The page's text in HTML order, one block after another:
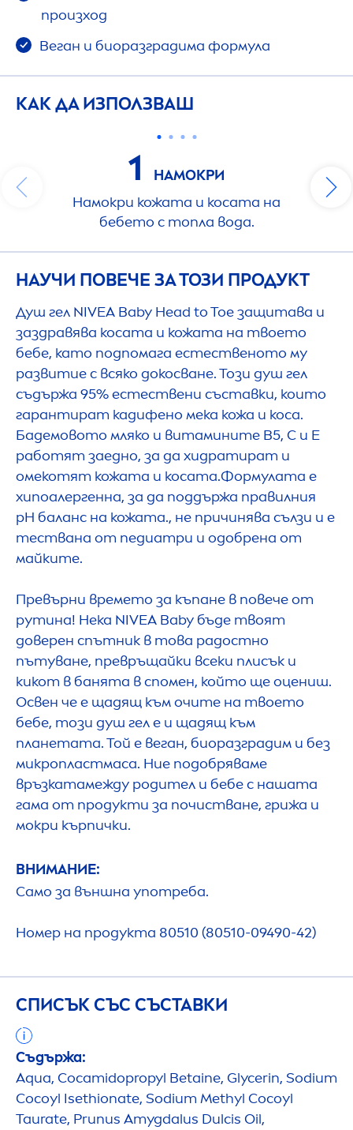
произход
Веган и биоразградима формула
КАК ДА ИЗПОЛЗВАШ
1
НАМОКРИ
Намокри кожата и косата на
бебето с топла вода.
НАУЧИ ПОВЕЧЕ ЗА ТОЗИ ПРОДУКТ
Душ гел NIVEA Baby Head to Toe защитава и
заздравява косата и кожата на твоето
бебе, като подпомага естественото му
развитие с всяко докосване. Този душ гел
съдържа 95% естествени съставки, които
гарантират кадифено мека кожа и коса.
Бадемовото мляко и витамините В5, С и Е
работят заедно, за да хидратират и
омекотят кожата и косата.Формулата е
хипоалергенна, за да поддържа правилния
pH баланс на кожата., не причинява сълзи и е
тествана от педиатри и одобрена от
майките.
Превърни времето за къпане в повече от
рутина! Нека NIVEA Baby бъде твоят
доверен спътник в това радостно
пътуване, превръщайки всеки плисък и
кикот в банята в спомен, който ще оцениш.
Освен че е щадящ към очите на твоето
бебе, този душ гел е и щадящ към
планетата. Той е веган, биоразградим и без
микропластмаса. Ние подобряваме
връзкатамежду родител и бебе с нашата
гама от продукти за почистване, грижа и
мокри кърпички.
ВНИМАНИЕ:
Само за външна употреба.
Номер на продукта 80510 (80510-09490-42)
СПИСЪК СЪС СЪСТАВКИ
Съдържа:
Aqua, Cocamidopropyl Betaine, Glycerin, Sodium
Cocoyl Isethionate, Sodium Methyl Cocoyl
Taurate, Prunus Amygdalus Dulcis Oil,